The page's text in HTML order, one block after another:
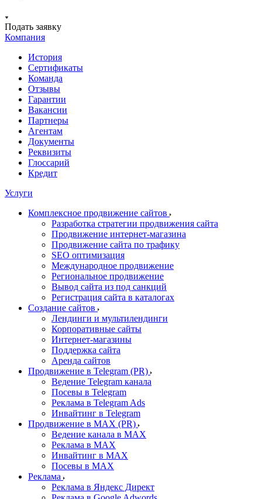
Подать заявку
Компания
История
Сертификаты
Команда
Отзывы
Гарантии
Вакансии
Партнеры
Агентам
Документы
Реквизиты
Глоссарий
Кредит
Услуги
Комплексное продвижение сайтов
Разработка стратегии продвижения сайта
Продвижение интернет-магазина
Продвижение сайта по трафику
SEO оптимизация
Международное продвижение
Региональное продвижение
Вывод сайта из под санкций
Регистрация сайта в каталогах
Создание сайтов
Лендинги и мультилендинги
Корпоративные сайты
Интернет-магазины
Поддержка сайта
Аренда сайтов
Продвижение в Telegram (PR)
Ведение Telegram канала
Посевы в Telegram
Реклама в Telegram Ads
Инвайтинг в Telegram
Продвижение в MAX (PR)
Ведение канала в MAX
Реклама в MAX
Инвайтинг в MAX
Посевы в MAX
Реклама
Реклама в Яндекс Директ